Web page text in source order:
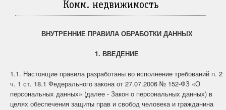
Комм. недвижимость
ВНУТРЕННИЕ ПРАВИЛА ОБРАБОТКИ ДАННЫХ
1. ВВЕДЕНИЕ
1.1. Настоящие правила разработаны во исполнение требований п. 2
ч. 1 ст. 18.1 Федерального закона от 27.07.2006 № 152-ФЗ «О
персональных данных» (далее - Закон о персональных данных) в
целях обеспечения защиты прав и свобод человека и гражданина